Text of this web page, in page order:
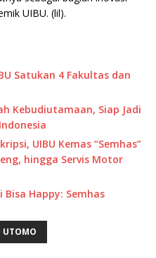
UIBU. (lil).
Satukan 4 Fakultas dan
Kebudiutamaan, Siap Jadi
UIBU Kemas “Semhas”
hingga Servis Motor
Bisa Happy: Semhas
UTOMO